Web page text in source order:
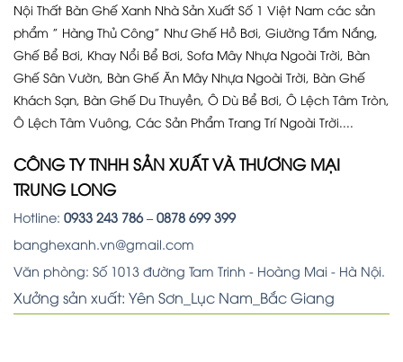
Nội Thất Bàn Ghế Xanh Nhà Sản Xuất Số 1 Việt Nam các sản
phẩm ” Hàng Thủ Công” Như Ghế Hồ Bơi, Giường Tắm Nắng,
Ghế Bể Bơi, Khay Nổi Bể Bơi, Sofa Mây Nhựa Ngoài Trời, Bàn
Ghế Sân Vườn, Bàn Ghế Ăn Mây Nhựa Ngoài Trời, Bàn Ghế
Khách Sạn, Bàn Ghế Du Thuyền, Ô Dù Bể Bơi, Ô Lệch Tâm Tròn,
Ô Lệch Tâm Vuông, Các Sản Phẩm Trang Trí Ngoài Trời....
CÔNG TY TNHH SẢN XUẤT VÀ THƯƠNG MẠI
TRUNG LONG
Hotline: 0933 243 786– 0878 699 399
banghexanh.vn@gmail.com
Văn phòng: Số 1013 đường Tam Trinh - Hoàng Mai - Hà Nội.
Xưởng sản xuất: Yên Sơn_Lục Nam_Bắc Giang